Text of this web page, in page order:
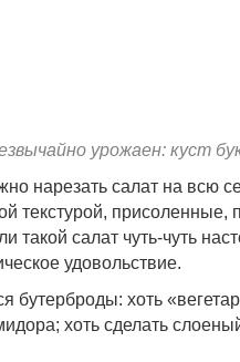
урожаен: куст
нарезать салат на всю
текстурой,
такой салат чуть-чуть
удовольствие.
бутерброды: хоть
хоть сделать